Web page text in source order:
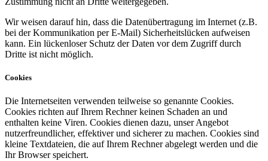
Wir weisen darauf hin, dass die Datenübertragung im Internet (z.B.
bei der Kommunikation per E-Mail) Sicherheitslücken aufweisen
kann. Ein lückenloser Schutz der Daten vor dem Zugriff durch
Dritte ist nicht möglich.
Cookies
Die Internetseiten verwenden teilweise so genannte Cookies.
Cookies richten auf Ihrem Rechner keinen Schaden an und
enthalten keine Viren. Cookies dienen dazu, unser Angebot
nutzerfreundlicher, effektiver und sicherer zu machen. Cookies sind
kleine Textdateien, die auf Ihrem Rechner abgelegt werden und die
Ihr Browser speichert.